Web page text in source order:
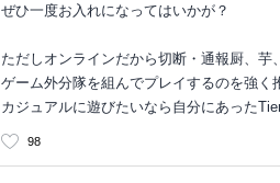
ぜひ一度お入れになってはいかが？
ただしオンラインだから切断・通報厨、芋
ゲーム外分隊を組んでプレイするのを強く
カジュアルに遊びたいなら自分にあった
98